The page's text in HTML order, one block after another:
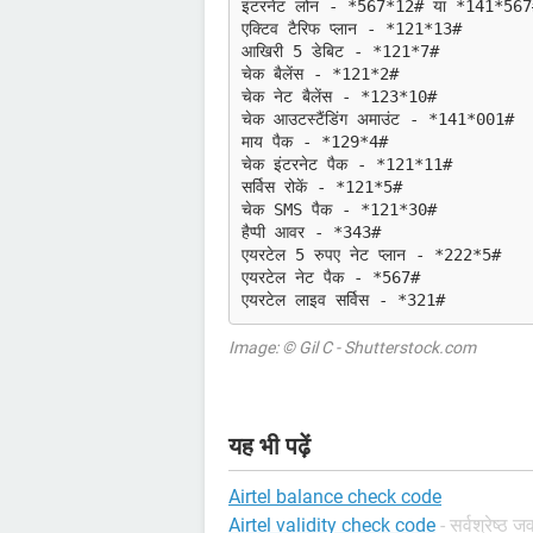
इंटरनेट लोन - *567*12# या
एक्टिव टैरिफ प्लान - *121*13#
आखिरी 5 डेबिट - *121*7#
चेक बैलेंस - *121*2#
चेक नेट बैलेंस - *123*10#
चेक आउटस्टैंडिंग अमाउंट - *141*001#
माय पैक - *129*4#
चेक इंटरनेट पैक - *121*11#
सर्विस रोकें - *121*5#
चेक SMS पैक - *121*30#
हैप्पी आवर - *343#
एयरटेल 5 रुपए नेट प्लान - *222*5#
एयरटेल नेट पैक - *567#
एयरटेल लाइव सर्विस - *321#
Image: © Gil C - Shutterstock.com
यह भी पढ़ें
Airtel balance check code
Airtel validity check code - सर्वश्रेष्ठ